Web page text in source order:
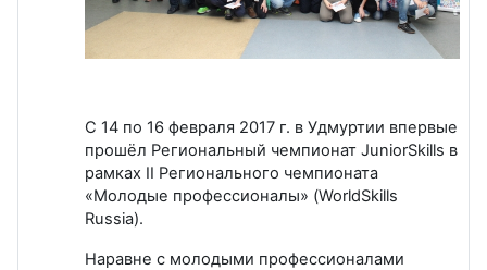
С 14 по 16 февраля 2017 г. в Удмуртии впервые
прошёл Региональный чемпионат JuniorSkills в
рамках II Регионального чемпионата
«Молодые профессионалы» (WorldSkills
Russia).
Наравне с молодыми профессионалами